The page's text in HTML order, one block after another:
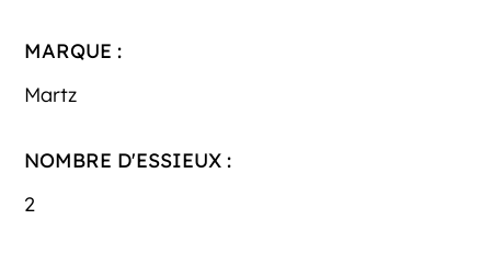
MARQUE :
Martz
NOMBRE D'ESSIEUX :
2